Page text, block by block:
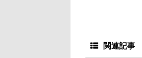
関連記事